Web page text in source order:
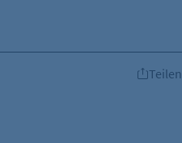
Teilen